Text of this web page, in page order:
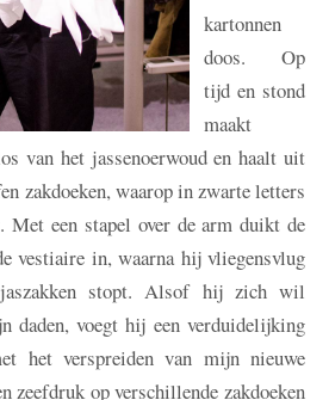
kartonnen
doos. Op
tijd en stond
maakt
van het jassenoerwoud en haalt uit
zakdoeken, waarop in zwarte letters
Met een stapel over de arm duikt de
vestiaire in, waarna hij vliegensvlug
stopt. Alsof hij zich wil
daden, voegt hij een verduidelijking
het verspreiden van mijn nieuwe
zeefdruk op verschillende zakdoeken